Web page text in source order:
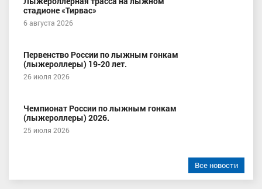
стадионе «Тирвас»
6 августа 2026
Первенство России по лыжным гонкам
(лыжероллеры) 19-20 лет.
26 июля 2026
Чемпионат России по лыжным гонкам
(лыжероллеры) 2026.
25 июля 2026
Все новости